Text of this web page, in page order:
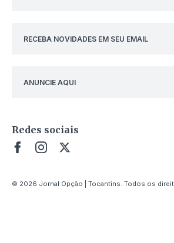
RECEBA NOVIDADES EM SEU EMAIL
ANUNCIE AQUI
Redes sociais
© 2026 Jornal Opção | Tocantins. Todos os